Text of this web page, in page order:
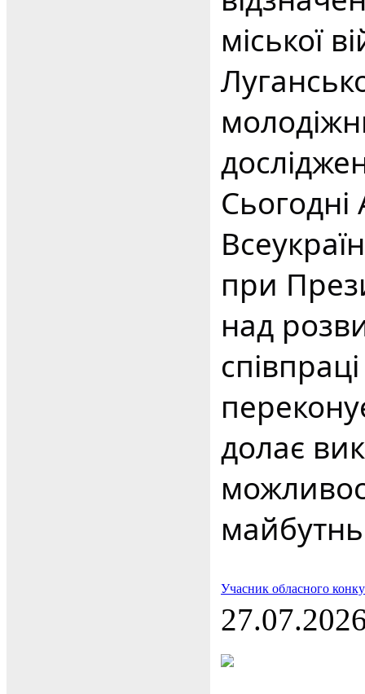
міської
при
над
долає
Учасник обласного